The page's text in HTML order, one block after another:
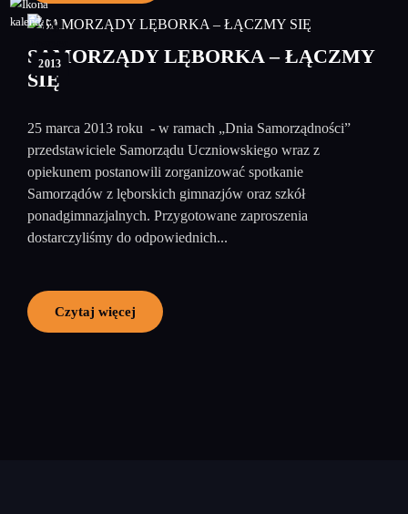
19
2013
SAMORZĄDY LĘBORKA – ŁĄCZMY
SIĘ
25 marca 2013 roku - w ramach „Dnia Samorządności”
przedstawiciele Samorządu Uczniowskiego wraz z
opiekunem postanowili zorganizować spotkanie
Samorządów z lęborskich gimnazjów oraz szkół
ponadgimnazjalnych. Przygotowane zaproszenia
dostarczyliśmy do odpowiednich...
Czytaj więcej